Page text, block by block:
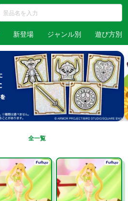
新登場 ジャンル別 遊び方別
全一覧